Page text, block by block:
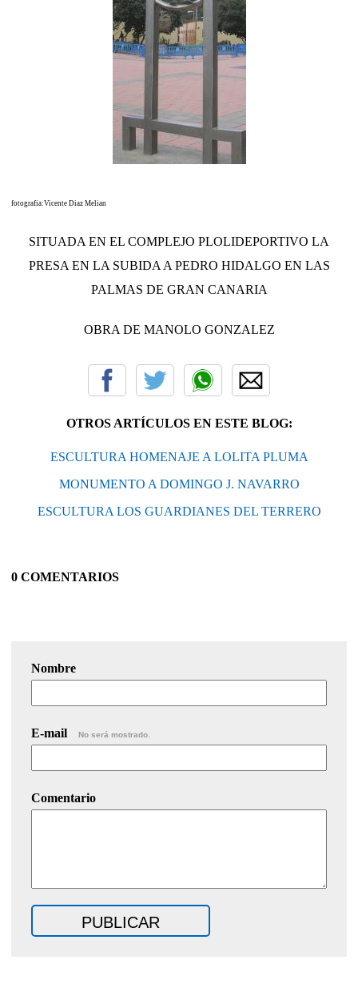
fotografia:Vicente Diaz Melian
SITUADA EN EL COMPLEJO PLOLIDEPORTIVO LA
PRESA EN LA SUBIDA A PEDRO HIDALGO EN LAS
PALMAS DE GRAN CANARIA
OBRA DE MANOLO GONZALEZ
OTROS ARTÍCULOS EN ESTE BLOG:
ESCULTURA HOMENAJE A LOLITA PLUMA
MONUMENTO A DOMINGO J. NAVARRO
ESCULTURA LOS GUARDIANES DEL TERRERO
0 COMENTARIOS
Nombre
E-mail No será mostrado.
Comentario